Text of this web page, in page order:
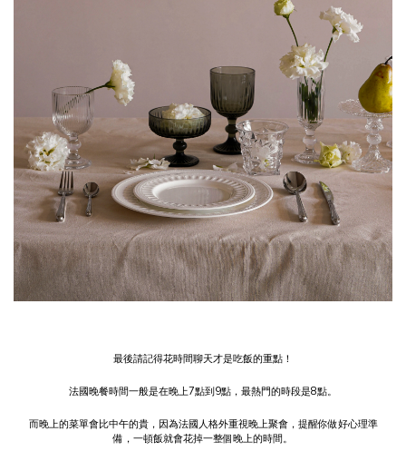
最後請記得花時間聊天才是吃飯的重點！
法國晚餐時間一般是在晚上7點到9點，最熱門的時段是8點。
而晚上的菜單會比中午的貴，因為法國人格外重視晚上聚會，提醒你做好心理準
備，一頓飯就會花掉一整個晚上的時間。